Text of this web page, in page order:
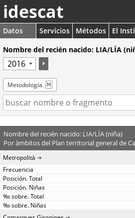
idescat
Datos Servicios Métodos
El
Nombre del recién nacido: LIA/LÍA
Metodología
Nombre del recién nacido: LIA/LÍA (niña)
Por àmbitos del Plan territorial general de
Metropolità